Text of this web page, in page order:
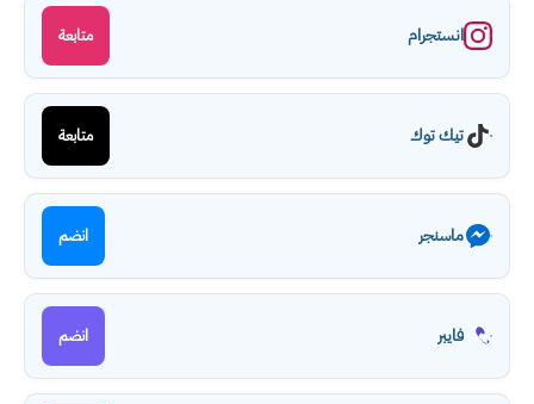
انستجرام متابعة
تيك توك متابعة
ماسنجر انضم
فايبر انضم